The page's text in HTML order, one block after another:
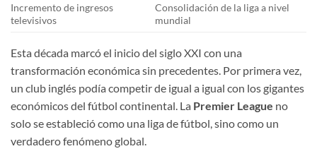
Incremento de ingresos
televisivos
Consolidación de la liga a nivel
mundial
Esta década marcó el inicio del siglo XXI con una
transformación económica sin precedentes. Por primera vez,
un club inglés podía competir de igual a igual con los gigantes
económicos del fútbol continental. La Premier League no
solo se estableció como una liga de fútbol, sino como un
verdadero fenómeno global.